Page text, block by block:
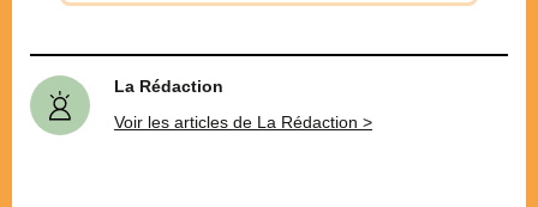
La Rédaction
Voir les articles de La Rédaction >